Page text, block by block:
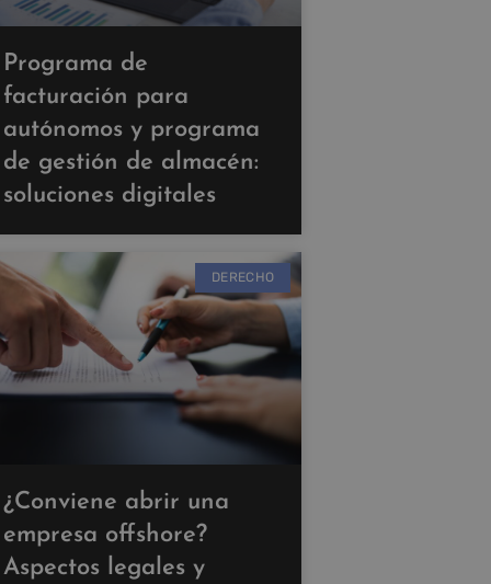
Programa de
facturación para
autónomos y programa
de gestión de almacén:
soluciones digitales
DERECHO
¿Conviene abrir una
empresa offshore?
Aspectos legales y